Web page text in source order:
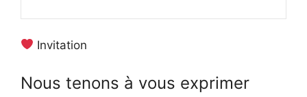
Invitation
Nous tenons à vous exprimer